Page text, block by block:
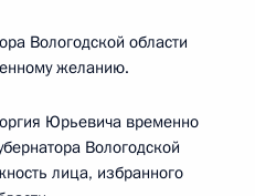
Вологодской области
желанию.
Юрьевича временно
Вологодской
лица, избранного